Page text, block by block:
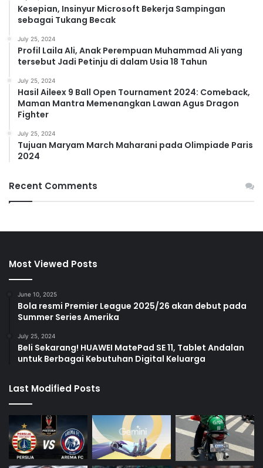
Kesepian, Insinyur Microsoft Bekerja Sampingan
sebagai Tukang Becak
July 25, 2024
Profil Laila Ali, Anak Perempuan Muhammad Ali yang
tersebut Jadi Petinju di dalam Usia 18 Tahun
July 25, 2024
Hasil Aileex 9 Ball Open Tournament 2024: Comeback,
Maman Mantra Memenangkan Lawan Agus Dragon
Fighter
July 25, 2024
Tujuan Maryam March Maharani pada Olimpiade Paris
2024
Recent Comments
Most Viewed Posts
June 10, 2025
Bola resmi Premier League 2025/26 akan debut pada
Summer Series Amerika
July 25, 2024
Beli Sekarang! HUAWEI MatePad SE 11, Tablet Andalan
untuk Berbagai Kebutuhan Digital Keluarga
Last Modified Posts